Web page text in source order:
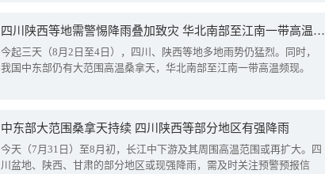
四川陕西等地需警惕降雨叠加致灾 华北南部至江南一带高温频现
今起三天（8月2日至4日），四川、陕西等地多地雨势仍猛烈。同时，
我国中东部仍有大范围高温桑拿天，华北南部至江南一带高温频现。
中东部大范围桑拿天持续 四川陕西等部分地区有强降雨
今天（7月31日）至8月初，长江中下游及其周围高温范围或再扩大。四
川盆地、陕西、甘肃的部分地区或现强降雨，需及时关注预警预报信